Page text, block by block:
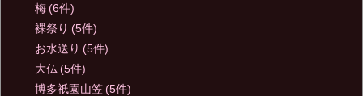
梅 (6件)
裸祭り (5件)
お水送り (5件)
大仏 (5件)
博多祇園山笠 (5件)